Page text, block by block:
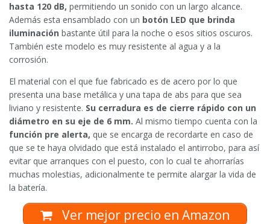
hasta 120 dB, permitiendo un sonido con un largo alcance.
Además esta ensamblado con un botón LED que brinda
iluminación bastante útil para la noche o esos sitios oscuros.
También este modelo es muy resistente al agua y a la
corrosión.
El material con el que fue fabricado es de acero por lo que
presenta una base metálica y una tapa de abs para que sea
liviano y resistente. Su cerradura es de cierre rápido con un
diámetro en su eje de 6 mm. Al mismo tiempo cuenta con la
función pre alerta, que se encarga de recordarte en caso de
que se te haya olvidado que está instalado el antirrobo, para así
evitar que arranques con el puesto, con lo cual te ahorrarías
muchas molestias, adicionalmente te permite alargar la vida de
la batería.
Ver mejor precio en Amazon